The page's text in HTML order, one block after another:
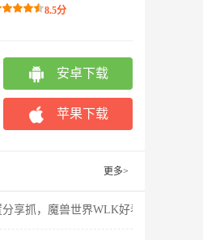
8.5分
安卓下载
苹果下载
更多>
享抓，魔兽世界WLK好看的狼